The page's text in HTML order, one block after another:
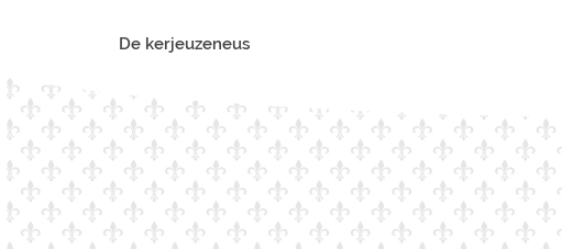
De kerjeuzeneus